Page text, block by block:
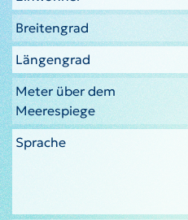
Breitengrad
Längengrad
Meter über dem
Meerespiege
Sprache